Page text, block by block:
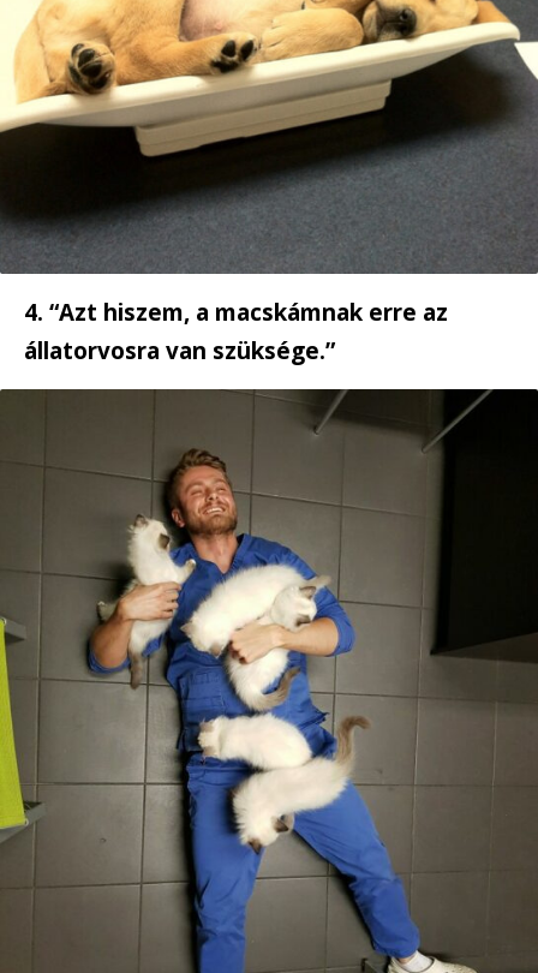
4. “Azt hiszem, a macskámnak erre az
állatorvosra van szüksége.”